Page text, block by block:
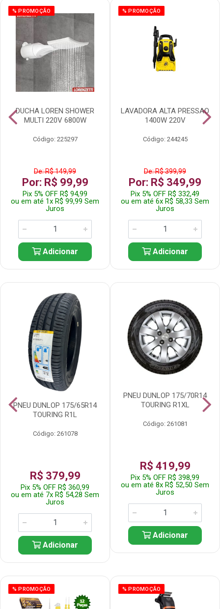
% PROMOÇÃO
DUCHA LOREN SHOWER
MULTI 220V 6800W
Código: 225297
De: R$ 149,99
Por: R$ 99,99
Pix 5% OFF R$ 94,99
ou em até 1x R$ 99,99 Sem
Juros
Adicionar
% PROMOÇÃO
LAVADORA ALTA PRESSAO
1400W 220V
Código: 244245
De: R$ 399,99
Por: R$ 349,99
Pix 5% OFF R$ 332,49
ou em até 6x R$ 58,33 Sem
Juros
Adicionar
PNEU DUNLOP 175/65R14
TOURING R1L
Código: 261078
R$ 379,99
Pix 5% OFF R$ 360,99
ou em até 7x R$ 54,28 Sem
Juros
Adicionar
PNEU DUNLOP 175/70R14
TOURING R1XL
Código: 261081
R$ 419,99
Pix 5% OFF R$ 398,99
ou em até 8x R$ 52,50 Sem
Juros
Adicionar
% PROMOÇÃO % PROMOÇÃO